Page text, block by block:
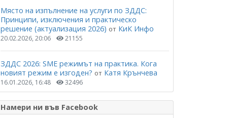
Място на изпълнение на услуги по ЗДДС:
Принципи, изключения и практическо
решение (актуализация 2026) от КиК Инфо
20.02.2026, 20:06 21155
ЗДДС 2026: SME режимът на практика. Кога
новият режим е изгоден? от Катя Крънчева
16.01.2026, 16:48 32496
Намери ни във Facebook